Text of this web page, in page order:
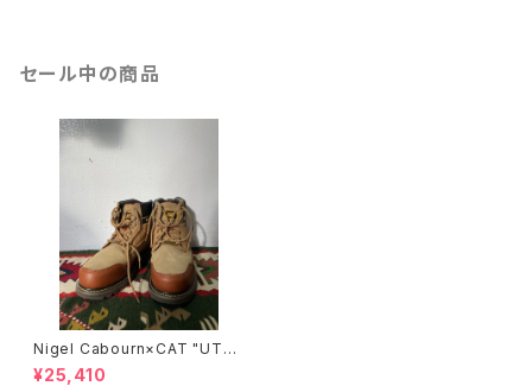
セール中の商品
Nigel Cabourn×CAT "UTA
H"/BROWN
¥25,410